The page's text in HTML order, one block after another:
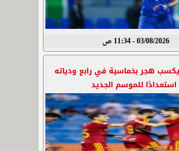
03/08/2026 - 11:34 ص
هجر بخماسية في رابع ودياته
استعدادًا للموسم الجديد